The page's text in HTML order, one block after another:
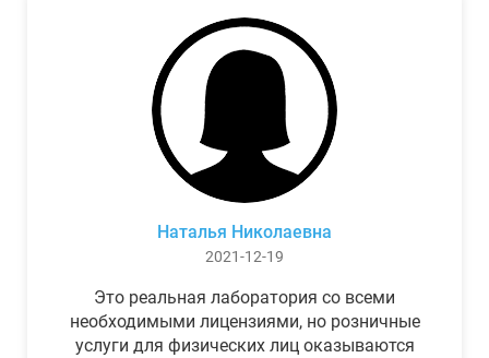
Наталья Николаевна
2021-12-19
Это реальная лаборатория со всеми
необходимыми лицензиями, но розничные
услуги для физических лиц оказываются